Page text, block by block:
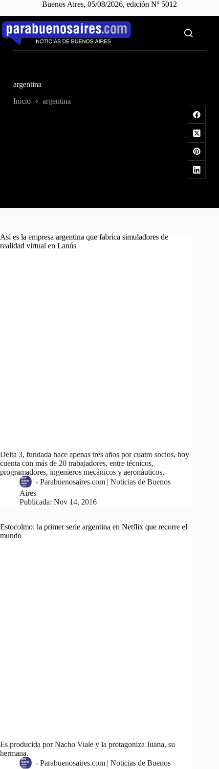
Buenos Aires, 05/08/2026, edición Nº 5012
Saltar
contenido
argentina
Inicio argentina
Así es la empresa argentina que fabrica simuladores de
realidad virtual en Lanús
Delta 3, fundada hace apenas tres años por cuatro socios, hoy
cuenta con más de 20 trabajadores, entre técnicos,
programadores, ingenieros mecánicos y aeronáuticos.
- Parabuenosaires.com | Noticias de Buenos
Aires
Publicada: Nov 14, 2016
Estocolmo: la primer serie argentina en Netflix que recorre el
mundo
Es producida por Nacho Viale y la protagoniza Juana, su
hermana.
- Parabuenosaires.com | Noticias de Buenos